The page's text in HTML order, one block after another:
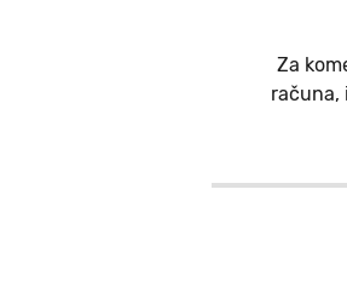
Za
računa,